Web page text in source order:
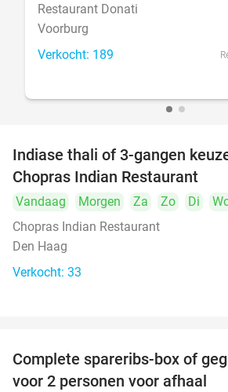
food
Restaurant Donati
Voorburg
Verkocht: 189
Indiase thali of 3-gangen
Chopras Indian Restaurant
Vandaag Morgen Za Zo Di
Chopras Indian Restaurant
Den Haag
Verkocht: 33
Complete spareribs-box of
voor 2 personen voor afhaal